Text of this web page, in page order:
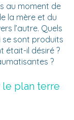
au moment de
la mère et du
l’autre. Quels
se sont produits
était-il désiré ?
?
le plan terre